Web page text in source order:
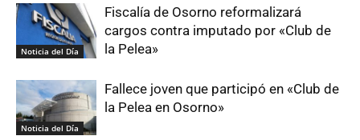
Noticia del Día
Fiscalía de Osorno reformalizará
cargos contra imputado por «Club de
la Pelea»
Noticia del Día
Fallece joven que participó en «Club de
la Pelea en Osorno»